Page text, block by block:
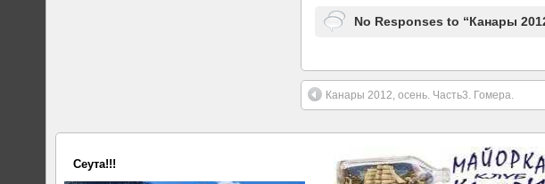
No Responses to “Канары
Канары 2012, осень. Часть3. Гомера.
Сеута!!!